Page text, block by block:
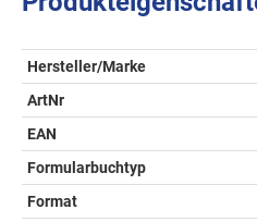
Hersteller/Marke
ArtNr
EAN
Formularbuchtyp
Format